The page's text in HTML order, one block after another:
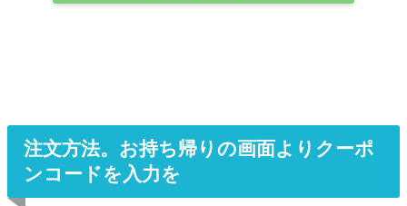
注文方法。お持ち帰りの画面よりクーポ
ンコードを入力を